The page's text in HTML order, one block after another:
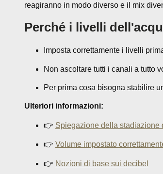
reagiranno in modo diverso e il mix
Perché i livelli
Imposta correttamente i livelli
Non ascoltare tutti i canali a tutto
Per prima cosa bisogna stabilire
Ulteriori informazioni:
👉 Spiegazione della stadiazione
👉 Volume impostato
👉 Nozioni di base sui decibel